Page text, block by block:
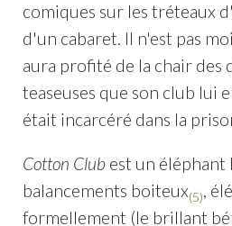
comiques sur les tréteaux
d'un cabaret. Il n'est pas
aura profité de la chair des
teaseuses que son club lui
était incarcéré dans la
Cotton Clubest un éléphant
balancements boiteux(5),
formellement (le brillant